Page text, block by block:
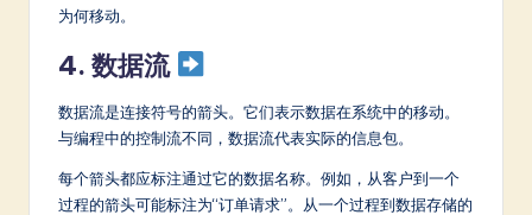
为何移动。
4. 数据流
数据流是连接符号的箭头。它们表示数据在系统中的移动。
与编程中的控制流不同，数据流代表实际的信息包。
每个箭头都应标注通过它的数据名称。例如，从客户到一个
过程的箭头可能标注为“订单请求”。从一个过程到数据存储的